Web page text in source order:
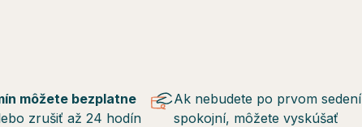
môžete bezplatne
zrušiť až 24 hodín
Ak nebudete po prvom sedení
spokojní, môžete vyskúšať